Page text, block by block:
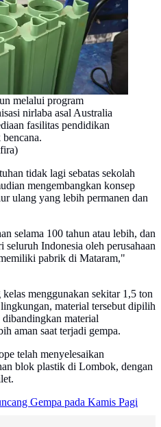
melalui program
nirlaba asal Australia
fasilitas pendidikan
tidak lagi sebatas sekolah
mengembangkan konsep
ulang yang lebih permanen dan
selama 100 tahun atau lebih, dan
Indonesia oleh perusahaan
pabrik di Mataram,"
menggunakan sekitar 1,5 ton
material tersebut dipilih
material
aman saat terjadi gempa.
telah menyelesaikan
blok plastik di Lombok, dengan
Gempa pada Kamis Pagi